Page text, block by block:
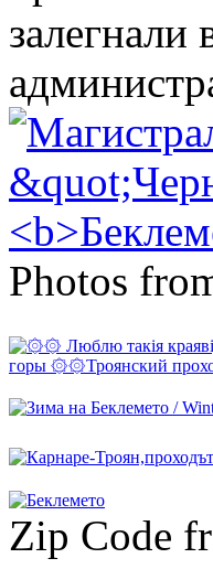
залегнали
Photos
Zip Code